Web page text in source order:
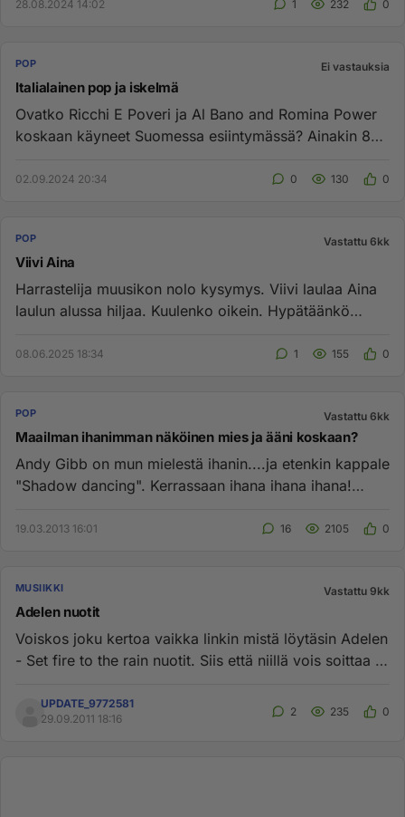
28.08.2024 14:02 1 232 0
POP Ei vastauksia
Italialainen pop ja iskelmä
Ovatko Ricchi E Poveri ja Al Bano and Romina Power
koskaan käyneet Suomessa esiintymässä? Ainakin 80-
02.09.2024 20:34 0 130 0
POP Vastattu 6kk
Viivi Aina
Harrastelija muusikon nolo kysymys. Viivi laulaa Aina
laulun alussa hiljaa. Kuulenko oikein. Hypätäänkö
08.06.2025 18:34 1 155 0
POP Vastattu 6kk
Maailman ihanimman näköinen mies ja ääni koskaan?
Andy Gibb on mun mielestä ihanin....ja etenkin kappale
"Shadow dancing". Kerrassaan ihana ihana ihana!
19.03.2013 16:01 16 2105 0
MUSIIKKI Vastattu 9kk
Adelen nuotit
Voiskos joku kertoa vaikka linkin mistä löytäsin Adelen
- Set fire to the rain nuotit. Siis että niillä vois soittaa ja
UPDATE_9772581
29.09.2011 18:16
2 235 0